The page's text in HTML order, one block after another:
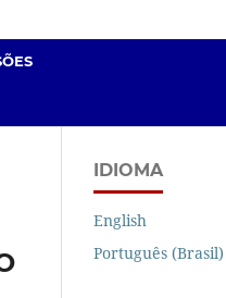
IDIOMA
English
Português (Brasil)